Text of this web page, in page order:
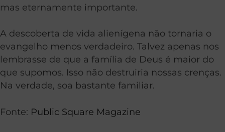
mas eternamente importante.
A descoberta de vida alienígena não tornaria o
evangelho menos verdadeiro. Talvez apenas nos
lembrasse de que a família de Deus é maior do
que supomos. Isso não destruiria nossas crenças.
Na verdade, soa bastante familiar.
Fonte: Public Square Magazine